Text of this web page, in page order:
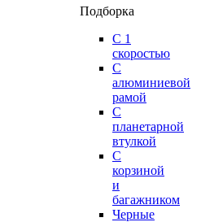
Подборка
С 1
скоростью
С
алюминиевой
рамой
С
планетарной
втулкой
С
корзиной
и
багажником
Черные